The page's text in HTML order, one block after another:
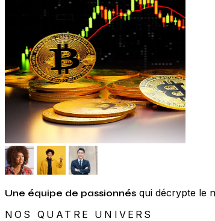
Une équipe de passionnés qui décrypte le
NOS QUATRE UNIVERS